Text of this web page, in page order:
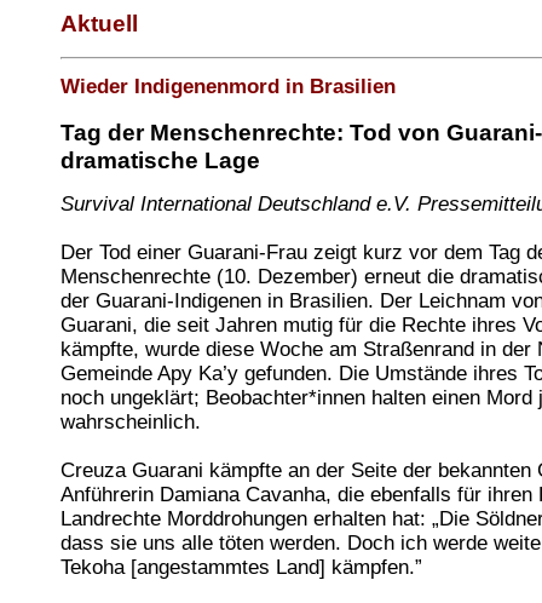
Aktuell
Wieder Indigenenmord in Brasilien
Tag der Menschenrechte: Tod von
dramatische Lage
Survival International Deutschland e.V.
Der Tod einer Guarani-Frau zeigt kurz vor dem Tag
Menschenrechte (10. Dezember) erneut die
der Guarani-Indigenen in Brasilien. Der Leichnam
Guarani, die seit Jahren mutig für die Rechte ihres
kämpfte, wurde diese Woche am Straßenrand in der
Gemeinde Apy Ka’y gefunden. Die Umstände ihres
noch ungeklärt; Beobachter*innen halten einen Mord
wahrscheinlich.
Creuza Guarani kämpfte an der Seite der bekannten
Anführerin Damiana Cavanha, die ebenfalls für ihren
Landrechte Morddrohungen erhalten hat: „Die
dass sie uns alle töten werden. Doch ich werde
Tekoha [angestammtes Land] kämpfen.”